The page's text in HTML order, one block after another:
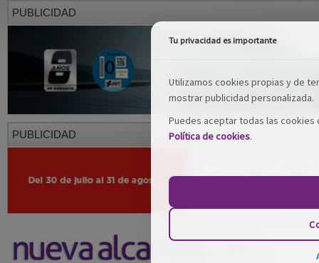
PUBLICIDAD
PUBLICIDAD
Tu privacidad es importante
Utilizamos cookies propias y de
mostrar publicidad personalizada.
Puedes aceptar todas las
Política de cookies.